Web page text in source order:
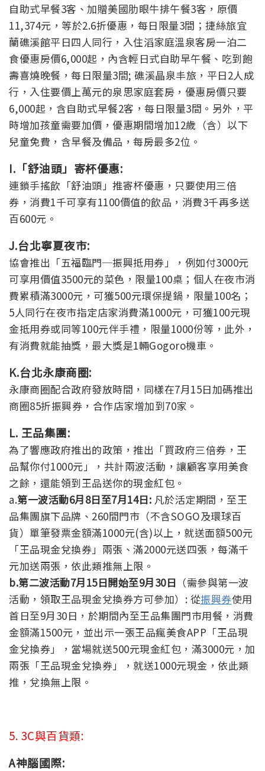
自助式早餐3客、加贈美國肋眼牛排午餐3客，原價
11,374元，等於2.6折優惠，每日限量3間；捷絲旅宜
蘭礁溪館平日四人同行，入住滔家庭溫泉客房一泊二
食優惠房價6,000起，內含輕日式自助早午餐、吃到飽
壽喜燒晚餐，每日限量3間; 礁溪晶泉丰旅，平日2人成
行，入住要價上萬元的泉思家庭套房，優惠房價只要
6,000起，含自助式早餐2客，每日限量3間。另外，平
時增加孩童需要加價，優惠期間增加12歲（含）以下
兒童免費，含早餐及備品，每房最多2位。
I.「舒油頭」寄杯優惠:
連鎖手搖飲「舒油頭」推寄杯優惠，只要使用三倍
券，消費1千可享有1100價值的飲品，消費3千再多送
百600元。
J.台北寧夏夜市:
協會推出「五福臨門─振興抵用券」，例如付3000元
可享用價值3500元的菜色，限量100桌；個人在夜市消
費累積滿3000元，可獲500元環保提鍋，限量100名；
5人同行在夜市指定店家消費滿1000元，可獲100元現
金抵用券或同等100元伴手禮，限量1000份等，此外，
有消費就能抽獎，最大獎是1輛Gogoro機車。
K.台北永康商圈:
永康商圈配合政府發放時間，同樣在7月15日加碼推出
商圈85折振興券，合作店家增加到70家。
L. 王品集團:
為了響應政府推出的政策，推出「買政府三倍券，王
品幫你付1000元」，共計兩波活動，讓顧客享用美食
之餘，還能領到王品送你的現金紅包。
a.第一波活動6月8日至7月14日: 凡於活定期間，至王
品集團旗下品牌、260間門市（不含SOGO及環球百
貨）單筆發票金額滿1000元(含)以上，就送面額500元
「王品現金兌換券」兩張、滿2000元送四張，每滿千
元加送兩張，依此類推無上限。
b.第二波活動7月15日開始至9月30日 （需參與第一波
活動，領取王品現金兌換券方可參加）: 從振興券使用
首日至9月30日，於期間內至王品集團門市用餐，消費
金額滿1500元，並出示一張王品瘋美食APP「王品現
金兌換券」，當場就送500元現金紅包，滿3000元，加
兩張「王品現金兌換券」，就送1000元現金，依此類
推，兌換無上限。
5. 3C與百貨類:
A神腦國際: